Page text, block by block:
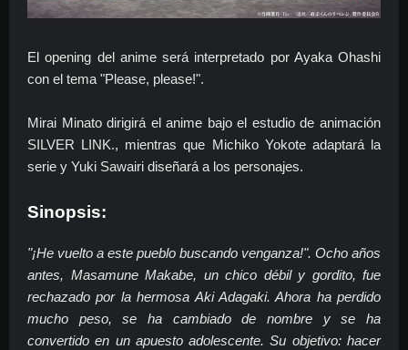
El opening del anime será interpretado por Ayaka Ohashi
con el tema "Please, please!".
Mirai Minato dirigirá el anime bajo el estudio de animación
SILVER LINK., mientras que Michiko Yokote adaptará la
serie y Yuki Sawairi diseñará a los personajes.
Sinopsis:
"¡He vuelto a este pueblo buscando venganza!". Ocho años
antes, Masamune Makabe, un chico débil y gordito, fue
rechazado por la hermosa Aki Adagaki. Ahora ha perdido
mucho peso, se ha cambiado de nombre y se ha
convertido en un apuesto adolescente. Su objetivo: hacer